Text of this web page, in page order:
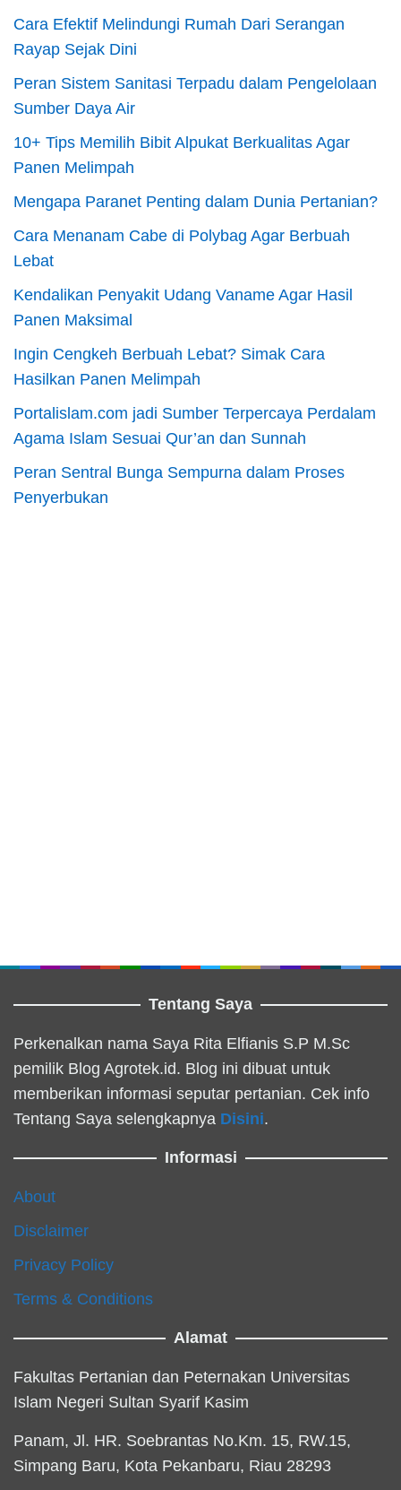
Cara Efektif Melindungi Rumah Dari Serangan
Rayap Sejak Dini
Peran Sistem Sanitasi Terpadu dalam Pengelolaan
Sumber Daya Air
10+ Tips Memilih Bibit Alpukat Berkualitas Agar
Panen Melimpah
Mengapa Paranet Penting dalam Dunia Pertanian?
Cara Menanam Cabe di Polybag Agar Berbuah
Lebat
Kendalikan Penyakit Udang Vaname Agar Hasil
Panen Maksimal
Ingin Cengkeh Berbuah Lebat? Simak Cara
Hasilkan Panen Melimpah
Portalislam.com jadi Sumber Terpercaya Perdalam
Agama Islam Sesuai Qur’an dan Sunnah
Peran Sentral Bunga Sempurna dalam Proses
Penyerbukan
Tentang Saya
Perkenalkan nama Saya Rita Elfianis S.P M.Sc
pemilik Blog Agrotek.id. Blog ini dibuat untuk
memberikan informasi seputar pertanian. Cek info
Tentang Saya selengkapnya Disini.
Informasi
About
Disclaimer
Privacy Policy
Terms & Conditions
Alamat
Fakultas Pertanian dan Peternakan Universitas
Islam Negeri Sultan Syarif Kasim
Panam, Jl. HR. Soebrantas No.Km. 15, RW.15,
Simpang Baru, Kota Pekanbaru, Riau 28293